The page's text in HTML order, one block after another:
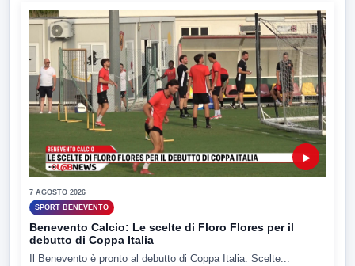
▶
7 AGOSTO 2026
SPORT BENEVENTO
Benevento Calcio: Le scelte di Floro Flores per il
debutto di Coppa Italia
Il Benevento è pronto al debutto di Coppa Italia. Scelte...